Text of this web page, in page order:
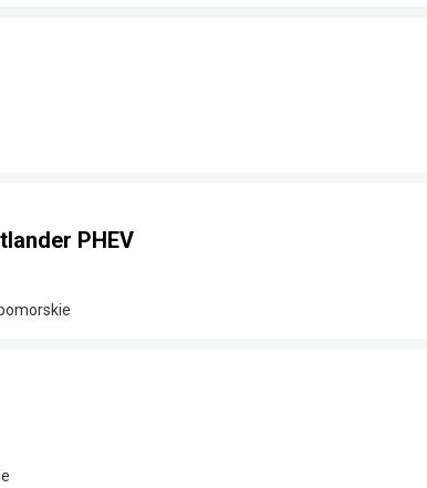
PHEV